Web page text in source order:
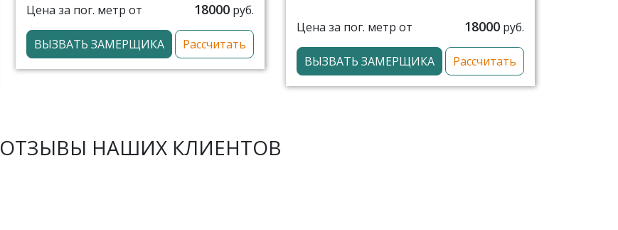
Цена за пог. метр от 18000 руб.
ВЫЗВАТЬ ЗАМЕРЩИКА Рассчитать
Цена за пог. метр от 18000 руб.
ВЫЗВАТЬ ЗАМЕРЩИКА Рассчитать
ОТЗЫВЫ НАШИХ КЛИЕНТОВ